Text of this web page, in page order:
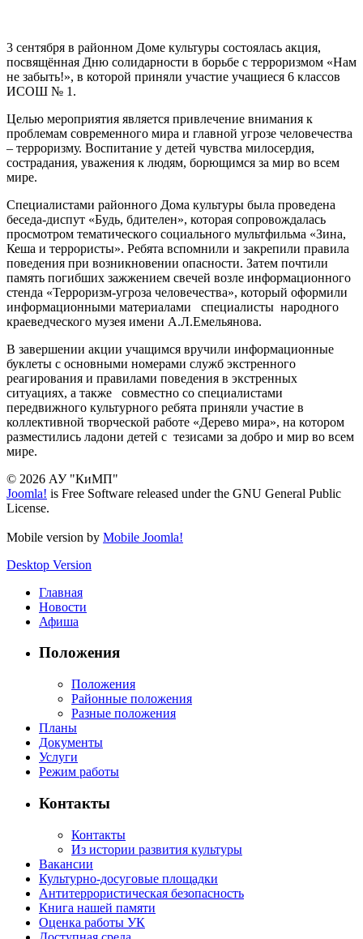
3 сентября в районном Доме культуры состоялась акция,
посвящённая Дню солидарности в борьбе с терроризмом «Нам
не забыть!», в которой приняли участие учащиеся 6 классов
ИСОШ № 1.
Целью мероприятия является привлечение внимания к
проблемам современного мира и главной угрозе человечества
– терроризму. Воспитание у детей чувства милосердия,
сострадания, уважения к людям, борющимся за мир во всем
мире.
Специалистами районного Дома культуры была проведена
беседа-диспут «Будь, бдителен», которая сопровождалась
просмотром тематического социального мультфильма «Зина,
Кеша и террористы». Ребята вспомнили и закрепили правила
поведения при возникновении опасности. Затем почтили
память погибших зажжением свечей возле информационного
стенда «Терроризм-угроза человечества», который оформили
информационными материалами специалисты народного
краеведческого музея имени А.Л.Емельянова.
В завершении акции учащимся вручили информационные
буклеты с основными номерами служб экстренного
реагирования и правилами поведения в экстренных
ситуациях, а также совместно со специалистами
передвижного культурного ребята приняли участие в
коллективной творческой работе «Дерево мира», на котором
разместились ладони детей с тезисами за добро и мир во всем
мире.
© 2026 АУ "КиМП"
Joomla! is Free Software released under the GNU General Public
License.
Mobile version by Mobile Joomla!
Desktop Version
Главная
Новости
Афиша
Положения
Положения
Районные положения
Разные положения
Планы
Документы
Услуги
Режим работы
Контакты
Контакты
Из истории развития культуры
Вакансии
Культурно-досуговые площадки
Антитеррористическая безопасность
Книга нашей памяти
Оценка работы УК